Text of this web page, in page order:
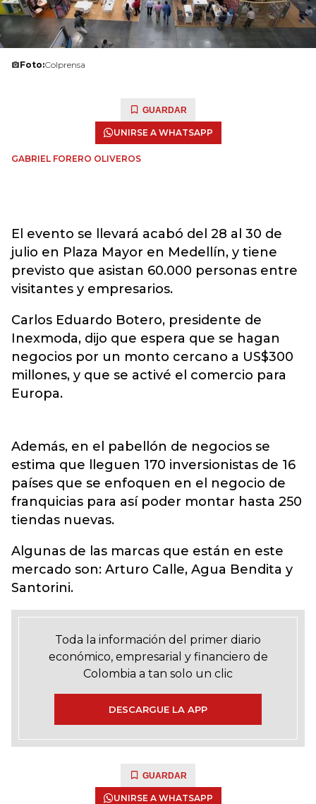
Foto:Colprensa
GUARDAR
UNIRSE A WHATSAPP
GABRIEL FORERO OLIVEROS
El evento se llevará acabó del 28 al 30 de
julio en Plaza Mayor en Medellín, y tiene
previsto que asistan 60.000 personas entre
visitantes y empresarios.
Carlos Eduardo Botero, presidente de
Inexmoda, dijo que espera que se hagan
negocios por un monto cercano a US$300
millones, y que se activé el comercio para
Europa.
Además, en el pabellón de negocios se
estima que lleguen 170 inversionistas de 16
países que se enfoquen en el negocio de
franquicias para así poder montar hasta 250
tiendas nuevas.
Algunas de las marcas que están en este
mercado son: Arturo Calle, Agua Bendita y
Santorini.
Toda la información del primer diario
económico, empresarial y financiero de
Colombia a tan solo un clic
DESCARGUE LA APP
GUARDAR
UNIRSE A WHATSAPP